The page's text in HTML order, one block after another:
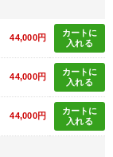
44,000円
カートに
入れる
44,000円
カートに
入れる
44,000円
カートに
入れる